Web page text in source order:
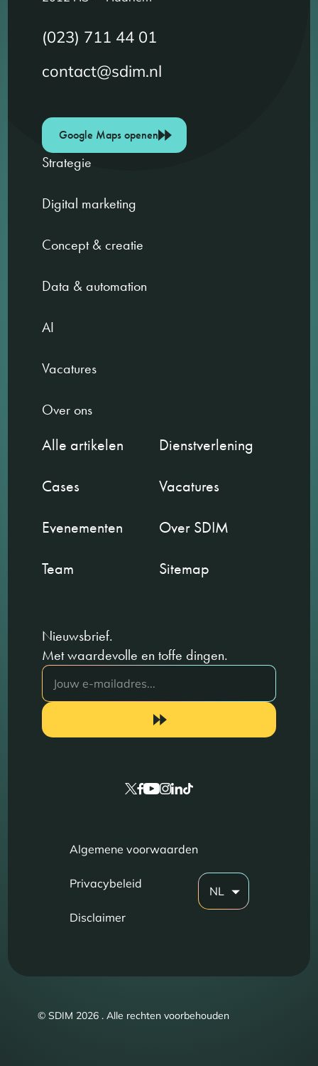
(023) 711 44 01
contact@sdim.nl
Google Maps openen
Strategie
Digital marketing
Concept & creatie
Data & automation
AI
Vacatures
Over ons
Alle artikelen
Dienstverlening
Cases
Vacatures
Evenementen
Over SDIM
Team
Sitemap
Nieuwsbrief.
Met waardevolle en toffe dingen.
Algemene voorwaarden
Privacybeleid
Disclaimer
NL
© SDIM 2026 . Alle rechten voorbehouden